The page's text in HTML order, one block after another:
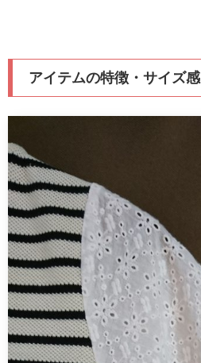
アイテムの特徴・サイズ感